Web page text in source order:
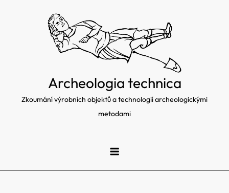
Archeologia technica
Zkoumání výrobních objektů a technologií archeologickými
metodami